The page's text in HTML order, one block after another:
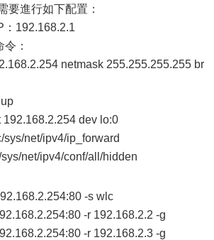
要進行如下配置：
192.168.2.1
：
netmask 255.255.255.255 br
dev lo:0
net/ipv4/ip_forward
net/ipv4/conf/all/hidden
-s wlc
-r 192.168.2.2 -g
-r 192.168.2.3 -g